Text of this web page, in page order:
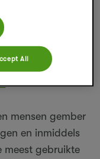
in de wereld
het maken van
én laten je
Ginger
.
mensen gember
en inmiddels
meest gebruikte
All